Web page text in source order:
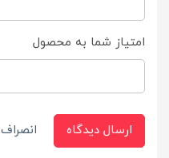
امتیاز شما به محصول
ارسال دیدگاه انصراف